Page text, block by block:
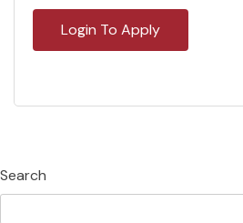
Login To Apply
Search